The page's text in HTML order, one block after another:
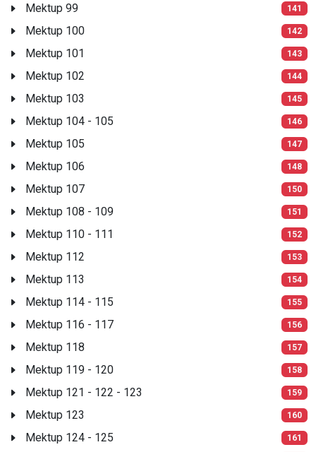
Mektup 99 141
Mektup 100 142
Mektup 101 143
Mektup 102 144
Mektup 103 145
Mektup 104 - 105 146
Mektup 105 147
Mektup 106 148
Mektup 107 150
Mektup 108 - 109 151
Mektup 110 - 111 152
Mektup 112 153
Mektup 113 154
Mektup 114 - 115 155
Mektup 116 - 117 156
Mektup 118 157
Mektup 119 - 120 158
Mektup 121 - 122 - 123 159
Mektup 123 160
Mektup 124 - 125 161